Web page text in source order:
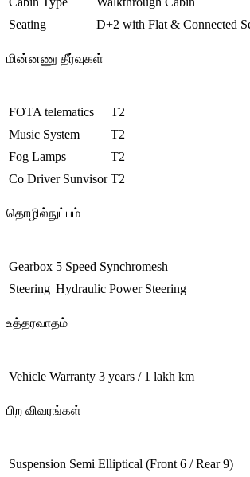
Seating
D+2 with Flat & Connected
மின்னணு தீர்வுகள்
FOTA telematics
T2
Music System
T2
Fog Lamps
T2
Co Driver Sunvisor T2
தொழில்நுட்பம்
Gearbox 5 Speed Synchromesh
Steering Hydraulic Power Steering
உத்தரவாதம்
Vehicle Warranty 3 years / 1 lakh km
பிற விவரங்கள்
Suspension Semi Elliptical (Front 6 / Rear 9)